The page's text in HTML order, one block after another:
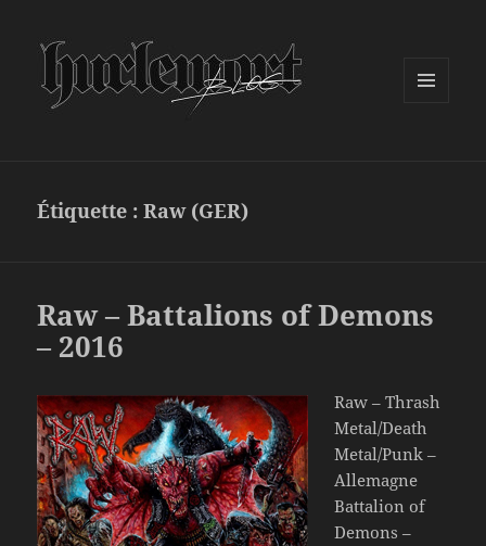
Étiquette :Raw (GER)
Raw – Battalions of Demons
– 2016
Raw – Thrash
Metal/Death
Metal/Punk –
Allemagne
Battalion of
Demons –